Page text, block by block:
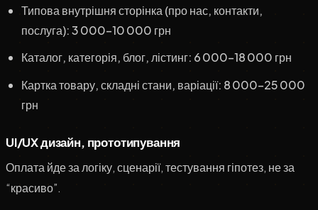
Типова внутрішня сторінка (про нас, контакти,
послуга): 3 000–10 000 грн
Каталог, категорія, блог, лістинг: 6 000–18 000 грн
Картка товару, складні стани, варіації: 8 000–25 000
грн
UI/UX дизайн, прототипування
Оплата йде за логіку, сценарії, тестування гіпотез, не за
“красиво”.